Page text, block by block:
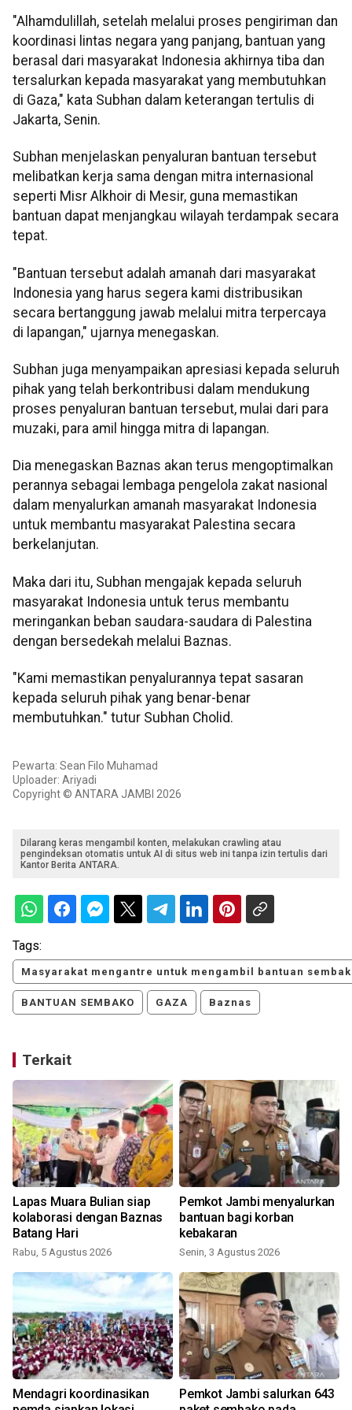
"Alhamdulillah, setelah melalui proses pengiriman dan
koordinasi lintas negara yang panjang, bantuan yang
berasal dari masyarakat Indonesia akhirnya tiba dan
tersalurkan kepada masyarakat yang membutuhkan
di Gaza," kata Subhan dalam keterangan tertulis di
Jakarta, Senin.
Subhan menjelaskan penyaluran bantuan tersebut
melibatkan kerja sama dengan mitra internasional
seperti Misr Alkhoir di Mesir, guna memastikan
bantuan dapat menjangkau wilayah terdampak secara
tepat.
"Bantuan tersebut adalah amanah dari masyarakat
Indonesia yang harus segera kami distribusikan
secara bertanggung jawab melalui mitra terpercaya
di lapangan," ujarnya menegaskan.
Subhan juga menyampaikan apresiasi kepada seluruh
pihak yang telah berkontribusi dalam mendukung
proses penyaluran bantuan tersebut, mulai dari para
muzaki, para amil hingga mitra di lapangan.
Dia menegaskan Baznas akan terus mengoptimalkan
perannya sebagai lembaga pengelola zakat nasional
dalam menyalurkan amanah masyarakat Indonesia
untuk membantu masyarakat Palestina secara
berkelanjutan.
Maka dari itu, Subhan mengajak kepada seluruh
masyarakat Indonesia untuk terus membantu
meringankan beban saudara-saudara di Palestina
dengan bersedekah melalui Baznas.
"Kami memastikan penyalurannya tepat sasaran
kepada seluruh pihak yang benar-benar
membutuhkan." tutur Subhan Cholid.
Pewarta: Sean Filo Muhamad
Uploader: Ariyadi
Copyright © ANTARA JAMBI 2026
Dilarang keras mengambil konten, melakukan crawling atau
pengindeksan otomatis untuk AI di situs web ini tanpa izin tertulis dari
Kantor Berita ANTARA.
Tags:
Masyarakat mengantre untuk mengambil bantuan
BANTUAN SEMBAKO GAZA Baznas
Terkait
Lapas Muara Bulian siap
kolaborasi dengan Baznas
Batang Hari
Rabu, 5 Agustus 2026
Pemkot Jambi menyalurkan
bantuan bagi korban
kebakaran
Senin, 3 Agustus 2026
Mendagri koordinasikan
Pemkot Jambi salurkan 643